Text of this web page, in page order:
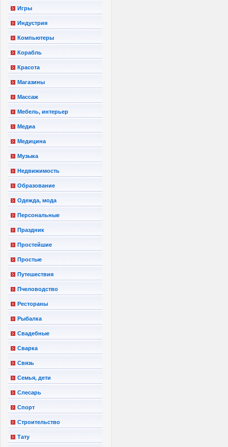
Игры
Индустрия
Компьютеры
Корабль
Красота
Магазины
Массаж
Мебель, интерьер
Медиа
Медицина
Музыка
Недвижимость
Образование
Одежда, мода
Персональные
Праздник
Простейшие
Простые
Путешествия
Пчеловодство
Рестораны
Рыбалка
Свадебные
Сварка
Связь
Семья, дети
Слесарь
Спорт
Строительство
Тату